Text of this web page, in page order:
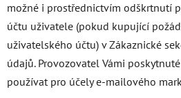
možné i prostřednictvím odškrtnutí
účtu uživatele (pokud kupující
uživatelského účtu) v Zákaznické
údajů. Provozovatel Vámi
používat pro účely e-mailového